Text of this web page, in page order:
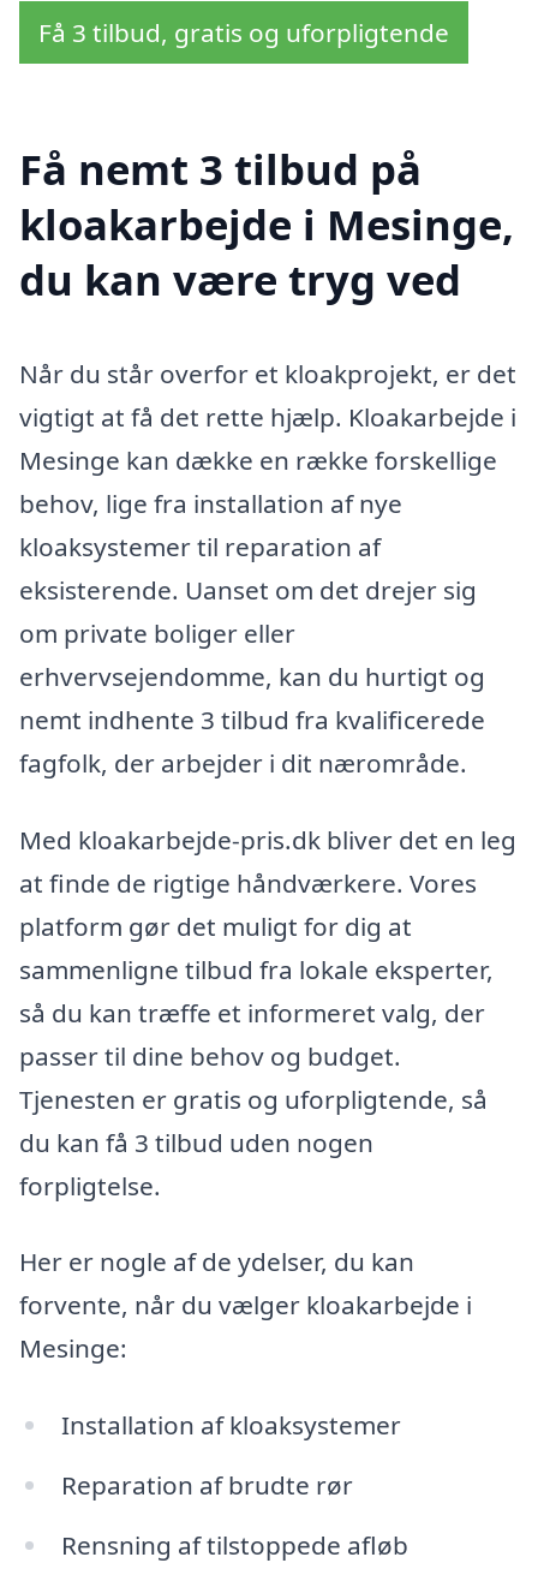
Få 3 tilbud, gratis og uforpligtende
Få nemt 3 tilbud på
kloakarbejde i Mesinge,
du kan være tryg ved
Når du står overfor et kloakprojekt, er det
vigtigt at få det rette hjælp. Kloakarbejde i
Mesinge kan dække en række forskellige
behov, lige fra installation af nye
kloaksystemer til reparation af
eksisterende. Uanset om det drejer sig
om private boliger eller
erhvervsejendomme, kan du hurtigt og
nemt indhente 3 tilbud fra kvalificerede
fagfolk, der arbejder i dit nærområde.
Med kloakarbejde-pris.dk bliver det en leg
at finde de rigtige håndværkere. Vores
platform gør det muligt for dig at
sammenligne tilbud fra lokale eksperter,
så du kan træffe et informeret valg, der
passer til dine behov og budget.
Tjenesten er gratis og uforpligtende, så
du kan få 3 tilbud uden nogen
forpligtelse.
Her er nogle af de ydelser, du kan
forvente, når du vælger kloakarbejde i
Mesinge:
Installation af kloaksystemer
Reparation af brudte rør
Rensning af tilstoppede afløb